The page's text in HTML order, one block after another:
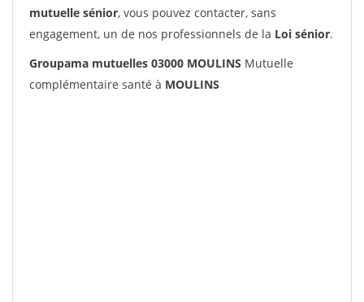
mutuelle sénior, vous pouvez contacter, sans
engagement, un de nos professionnels de la Loi sénior.
Groupama mutuelles 03000 MOULINS Mutuelle
complémentaire santé à MOULINS